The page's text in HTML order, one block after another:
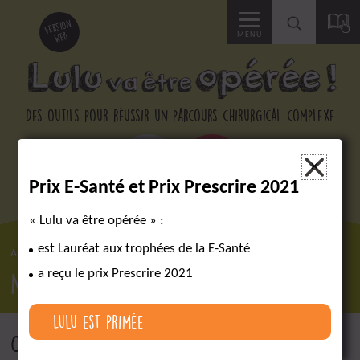
Des outils pour réussir un parcours chirurgical complexe
version
web MENU
Accéder
la
recherche
Accueil Nos partenaires
Nos partenaires
Cet ouvrage a été réalisé avec le soutien
Prix E-Santé et Prix Prescrire 2021
« Lulu va être opérée » :
est Lauréat aux trophées de la E-Santé
a reçu le prix Prescrire 2021
Lulu est primée
×